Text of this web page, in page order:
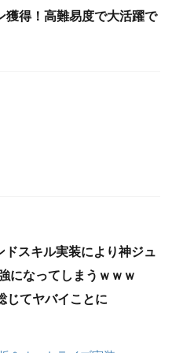
獲得！高難易度で大活躍で
ドスキル実装により神ジュ
になってしまうｗｗｗ
じてヤバイことに